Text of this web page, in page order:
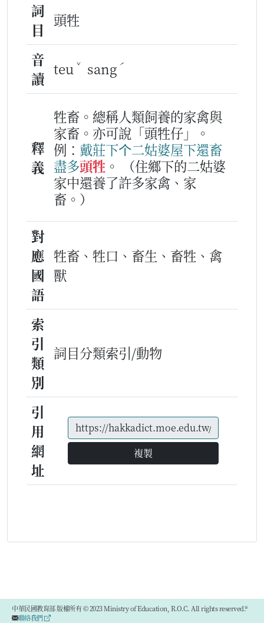
詞
目
頭牲
音
讀
teu ˇ sang ˊ
釋
義
牲畜。總稱人類飼養的家禽與
家畜。亦可說「頭牲仔」。
例： 戴莊下个二姑婆屋下還畜
盡多頭牲 。
（住鄉下的二姑婆
家中還養了許多家禽、家
畜。）
對
應
國
語
牲畜、牲口、畜生、畜牲、禽
獸
索
引
類
別
詞目分類索引/動物
引
用
網
址
複製
中華民國教育部 版權所有 © 2023 Ministry of Education, R.O.C. All rights reserved.®
聯絡我們